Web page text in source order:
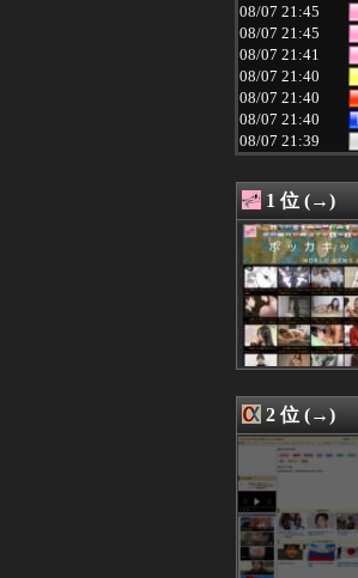
08/07 21:45
08/07 21:45
08/07 21:41
08/07 21:40
08/07 21:40
08/07 21:40
08/07 21:39
08/07 21:35
08/07 21:35
08/07 21:35
08/07 21:35
08/07 21:35
08/07 21:34
08/07 21:33
08/07 21:31
08/07 21:30
08/07 21:30
08/07 21:30
08/07 21:30
08/07 21:30
08/07 21:30
08/07 21:29
08/07 21:29
08/07 21:28
08/07 21:27
1 位 (→)
2 位 (→)